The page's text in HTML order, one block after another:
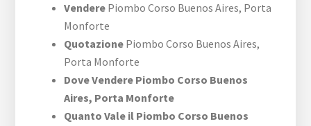
Vendere Piombo ​Corso Buenos Aires,​ Porta
Monforte
Quotazione Piombo ​Corso Buenos Aires,​
Porta Monforte
Dove Vendere Piombo ​Corso Buenos
Aires,​ Porta Monforte
Quanto Vale il Piombo ​Corso Buenos